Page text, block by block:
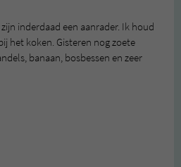
inderdaad een aanrader. Ik houd
het koken. Gisteren nog zoete
banaan, bosbessen en zeer